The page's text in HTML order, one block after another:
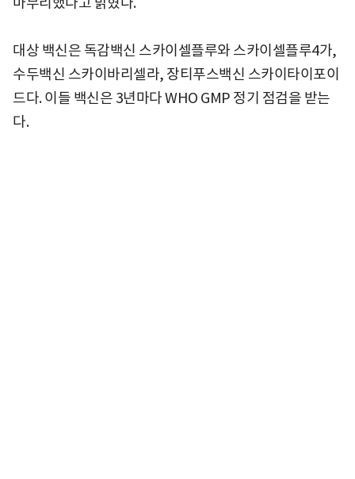
대상 백신은 독감백신 스카이셀플루와 스카이셀플루4가,
수두백신 스카이바리셀라, 장티푸스백신 스카이타이포이
드다. 이들 백신은 3년마다 WHO GMP 정기 점검을 받는
다.